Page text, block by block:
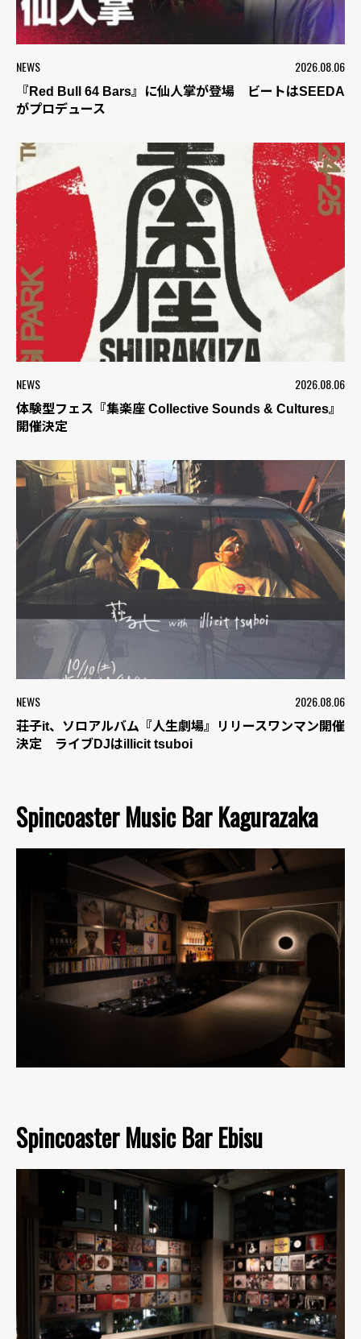
NEWS 2026.08.06
『Red Bull 64 Bars』に仙人掌が登場 ビートはSEEDA
がプロデュース
NEWS 2026.08.06
体験型フェス『集楽座 Collective Sounds & Cultures』
開催決定
NEWS 2026.08.06
荘子it、ソロアルバム『人生劇場』リリースワンマン開催
決定 ライブDJはillicit tsuboi
Spincoaster Music Bar Kagurazaka
Spincoaster Music Bar Ebisu